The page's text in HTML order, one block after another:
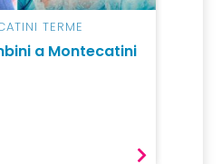
TERME
a Montecatini